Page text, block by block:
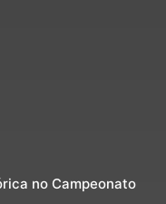
no Campeonato